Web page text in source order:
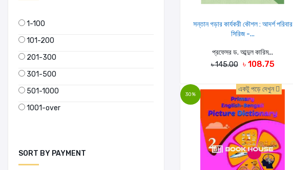
1-100
101-200
201-300
301-500
501-1000
1001-over
SORT BY PAYMENT
সন্তান গড়ার কার্যকরী কৌশল : আদর্শ পরিবার
সিরিজ -...
প্রফেসর ড. আব্দুল কারিম...
৳ 145.00 ৳ 108.75
30%
একটু পড়ে দেখুন